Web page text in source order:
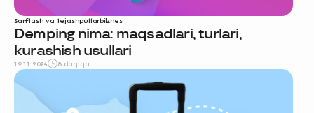
Sarflash va tejashpullarbiznes
Demping nima: maqsadlari, turlari,
kurashish usullari
19.11.2024 8 daqiqa